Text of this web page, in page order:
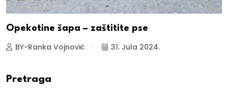
Opekotine šapa – zaštitite pse
BY-Ranka Vojnović 31. Jula 2024.
Pretraga